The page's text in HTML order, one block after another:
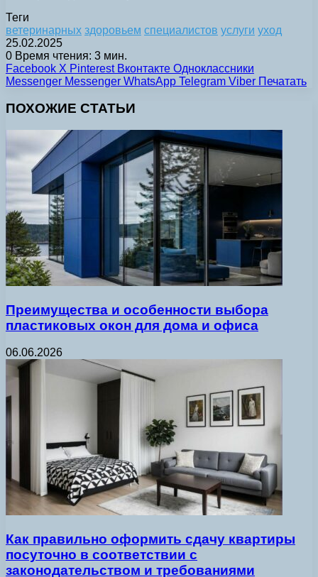
Теги
ветеринарных здоровьем специалистов услуги уход
25.02.2025
0 Время чтения: 3 мин.
Facebook X Pinterest Вконтакте Одноклассники
Messenger Messenger WhatsApp Telegram Viber Печатать
ПОХОЖИЕ СТАТЬИ
Преимущества и особенности выбора
пластиковых окон для дома и офиса
06.06.2026
Как правильно оформить сдачу квартиры
посуточно в соответствии с
законодательством и требованиями